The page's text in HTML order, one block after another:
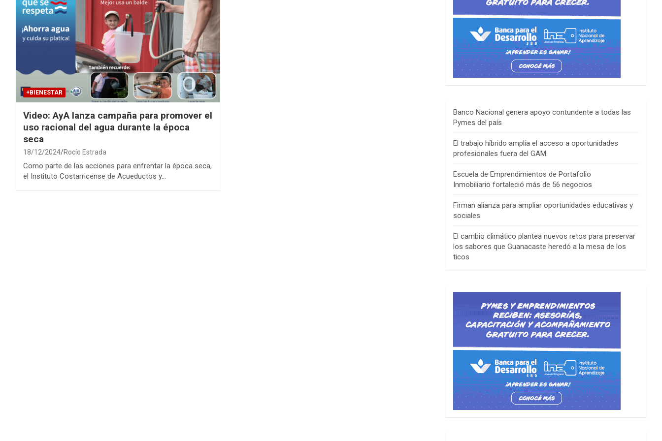
+BIENESTAR
Video: AyA lanza campaña para promover el
uso racional del agua durante la época
seca
18/12/2024 Rocío Estrada
Como parte de las acciones para enfrentar la época seca,
el Instituto Costarricense de Acueductos y…
Banco Nacional genera apoyo contundente a todas las
Pymes del país
El trabajo híbrido amplía el acceso a oportunidades
profesionales fuera del GAM
Escuela de Emprendimientos de Portafolio
Inmobiliario fortaleció más de 56 negocios
Firman alianza para ampliar oportunidades educativas y
sociales
El cambio climático plantea nuevos retos para preservar
los sabores que Guanacaste heredó a la mesa de los
ticos